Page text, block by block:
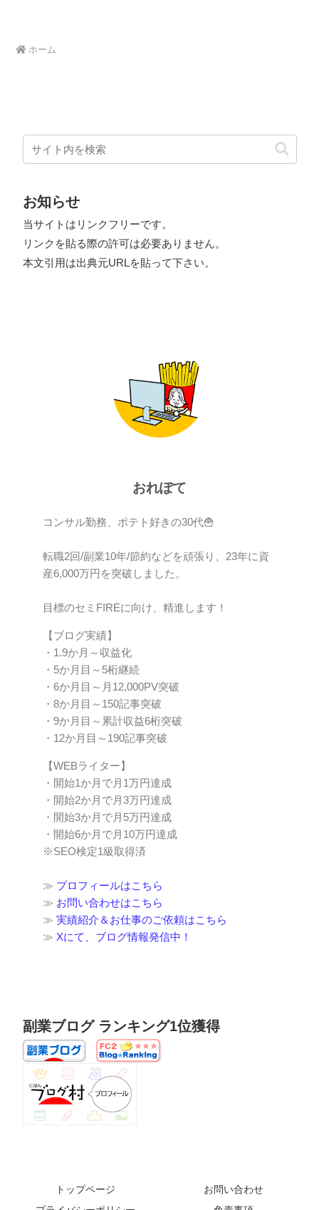
ホーム
お知らせ
当サイトはリンクフリーです。
リンクを貼る際の許可は必要ありません。
本文引用は出典元URLを貼って下さい。
おれぽて
コンサル勤務、ポテト好きの30代🍟
転職2回/副業10年/節約などを頑張り、23年に資
産6,000万円を突破しました。
目標のセミFIREに向け、精進します！
【ブログ実績】
・1.9か月～収益化
・5か月目～5桁継続
・6か月目～月12,000PV突破
・8か月目～150記事突破
・9か月目～累計収益6桁突破
・12か月目～190記事突破
【WEBライター】
・開始1か月で月1万円達成
・開始2か月で月3万円達成
・開始3か月で月5万円達成
・開始6か月で月10万円達成
※SEO検定1級取得済
≫ プロフィールはこちら
≫ お問い合わせはこちら
≫ 実績紹介＆お仕事のご依頼はこちら
≫ Xにて、ブログ情報発信中！
副業ブログ ランキング1位獲得
トップページ
お問い合わせ